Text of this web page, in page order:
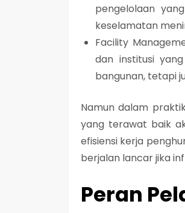
pengelolaan
keselamatan
Facility
dan institusi
bangunan, tetapi
Namun dalam
yang terawat baik
efisiensi kerja
berjalan lancar jika
Peran